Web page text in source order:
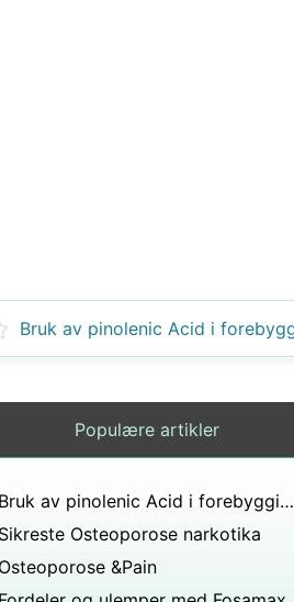
Populære artikler
Bruk av pinolenic Acid i forebygging av osteoporose
Sikreste Osteoporose narkotika
Osteoporose &Pain